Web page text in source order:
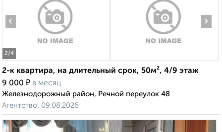
2/4
‹ ›
2-к квартира, на длительный срок, 50м², 4/9 этаж
9 000 ₽ в месяц
Железнодорожный район, Речной переулок 48
Агентство, 09.08.2026